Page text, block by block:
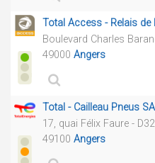
Total Access - Relais de
Boulevard Charles
49000 Angers
Total - Cailleau Pneus SA
17, quai Félix Faure -
49100 Angers